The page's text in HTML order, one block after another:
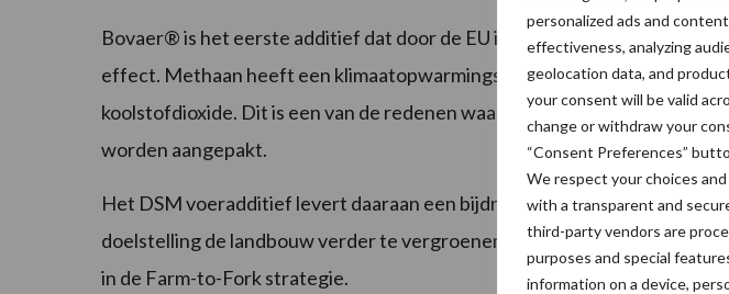
personalized ads and
effectiveness, analyzing
geolocation data, and
your consent will be valid
change or withdraw your
“Consent Preferences”
We respect your choices
with a transparent and
third-party vendors are
purposes and special
information on a device,
Bovaer® is het eerste additief dat door de EU is erkend met een
effect. Methaan heeft een klimaatopwarmingspotentie die 28 keer hoger
koolstofdioxide. Dit is een van de redenen waarom methaanemissies op
worden aangepakt.
Het DSM voeradditief levert daaraan een bijdrage. Volgens DSM past
doelstelling de landbouw verder te vergroenen. Ook sluit het aan op de
in de Farm-to-Fork strategie.